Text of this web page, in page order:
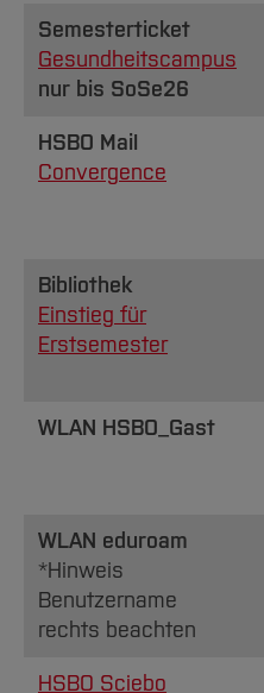
Semesterticket
Gesundheitscampus
nur bis SoSe26
HSBO Mail
Convergence
Bibliothek
Einstieg für
Erstsemester
WLAN HSBO_Gast
WLAN eduroam
*Hinweis
Benutzername
rechts beachten
HSBO Sciebo